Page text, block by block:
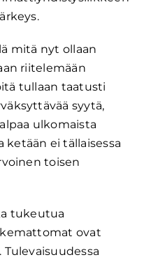
mitä nyt ollaan
riitelemään
tullaan taatusti
syytä,
ulkomaista
ketään ei tällaisessa
toisen
tukeutua
ovat